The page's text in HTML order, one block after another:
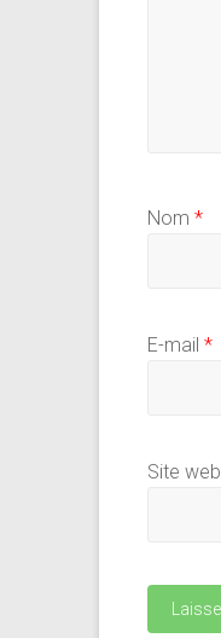
Nom *
E-mail *
Site web